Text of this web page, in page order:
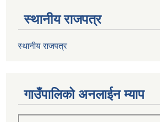
स्थानीय राजपत्र
स्थानीय राजपत्र
गाउँपालिको अनलाईन म्याप